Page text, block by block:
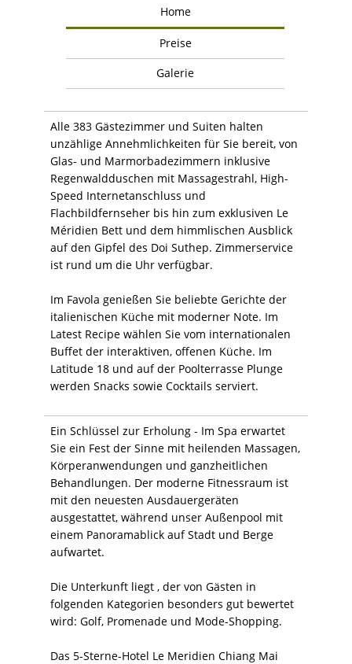
Home
Preise
Galerie
Alle 383 Gästezimmer und Suiten halten
unzählige Annehmlichkeiten für Sie bereit, von
Glas- und Marmorbadezimmern inklusive
Regenwaldduschen mit Massagestrahl, High-
Speed Internetanschluss und
Flachbildfernseher bis hin zum exklusiven Le
Méridien Bett und dem himmlischen Ausblick
auf den Gipfel des Doi Suthep. Zimmerservice
ist rund um die Uhr verfügbar.
Im Favola genießen Sie beliebte Gerichte der
italienischen Küche mit moderner Note. Im
Latest Recipe wählen Sie vom internationalen
Buffet der interaktiven, offenen Küche. Im
Latitude 18 und auf der Poolterrasse Plunge
werden Snacks sowie Cocktails serviert.
Ein Schlüssel zur Erholung - Im Spa erwartet
Sie ein Fest der Sinne mit heilenden Massagen,
Körperanwendungen und ganzheitlichen
Behandlungen. Der moderne Fitnessraum ist
mit den neuesten Ausdauergeräten
ausgestattet, während unser Außenpool mit
einem Panoramablick auf Stadt und Berge
aufwartet.
Die Unterkunft liegt , der von Gästen in
folgenden Kategorien besonders gut bewertet
wird: Golf, Promenade und Mode-Shopping.
Das 5-Sterne-Hotel Le Meridien Chiang Mai